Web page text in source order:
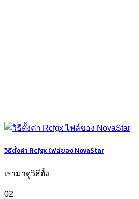
วิธีตั้งค่า Rcfgx ไฟล์ของ NovaStar
เรามาดูวิธีตั้ง
02